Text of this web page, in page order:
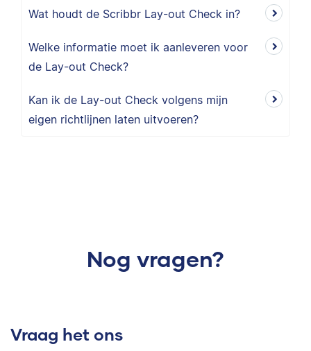
Wat houdt de Scribbr Lay-out Check in?
Welke informatie moet ik aanleveren voor
de Lay-out Check?
Kan ik de Lay-out Check volgens mijn
eigen richtlijnen laten uitvoeren?
Nog vragen?
Vraag het ons